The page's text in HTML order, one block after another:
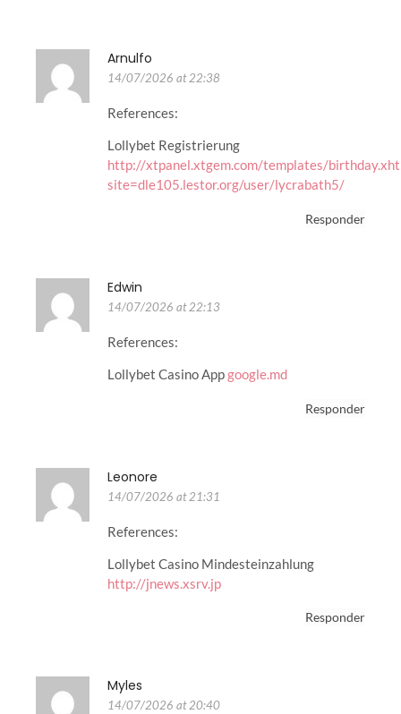
Arnulfo
14/07/2026 at 22:38
References:
Lollybet Registrierung
http://xtpanel.xtgem.com/templates/
site=dle105.lestor.org/user/lycrabath5/
Responder
Edwin
14/07/2026 at 22:13
References:
Lollybet Casino Appgoogle.md
Responder
Leonore
14/07/2026 at 21:31
References:
Lollybet Casino Mindesteinzahlung
http://jnews.xsrv.jp
Responder
Myles
14/07/2026 at 20:40